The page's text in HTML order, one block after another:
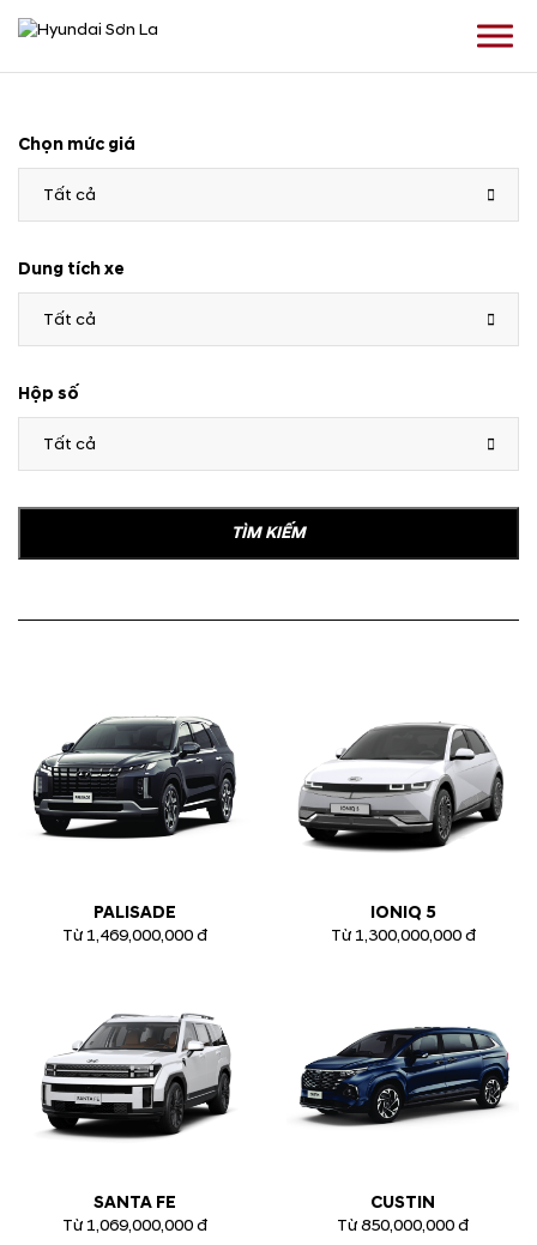
Chọn mức giá
Tất cả
Dung tích xe
Tất cả
Hộp số
Tất cả
TÌM KIẾM
PALISADE
Từ 1,469,000,000 đ
IONIQ 5
Từ 1,300,000,000 đ
SANTA FE
Từ 1,069,000,000 đ
CUSTIN
Từ 850,000,000 đ